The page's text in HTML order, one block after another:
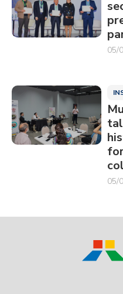
05/
05/